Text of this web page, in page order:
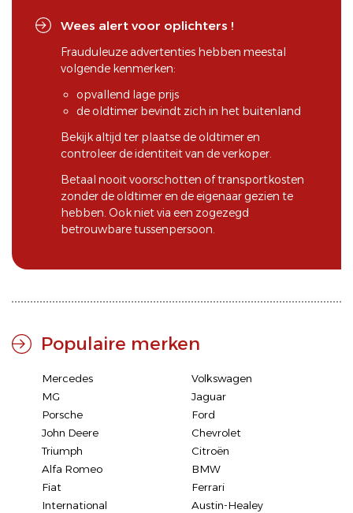
Wees alert voor oplichters !
Frauduleuze advertenties hebben meestal
volgende kenmerken:
opvallend lage prijs
de oldtimer bevindt zich in het buitenland
Bekijk altijd ter plaatse de oldtimer en
controleer de identiteit van de verkoper.
Betaal nooit voorschotten of transportkosten
zonder de oldtimer en de eigenaar gezien te
hebben. Ook niet via een zogezegd
betrouwbare tussenpersoon.
Populaire merken
Mercedes
Volkswagen
MG
Jaguar
Porsche
Ford
John Deere
Chevrolet
Triumph
Citroën
Alfa Romeo
BMW
Fiat
Ferrari
International
Austin-Healey